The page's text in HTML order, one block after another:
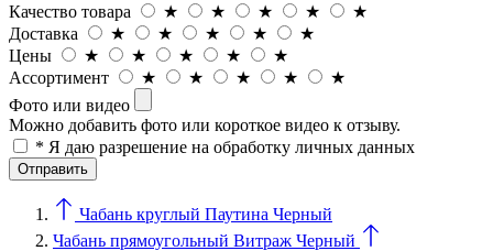
Качество товара
★ ★ ★ ★
★
Доставка
★ ★ ★ ★
★
Цены
★ ★ ★ ★
★
Ассортимент
★ ★ ★ ★
★
Фото или видео
Можно добавить фото или короткое видео к отзыву.
* Я даю разрешение на обработку личных данных
Чабань круглый Паутина Черный
Чабань прямоугольный Витраж Черный